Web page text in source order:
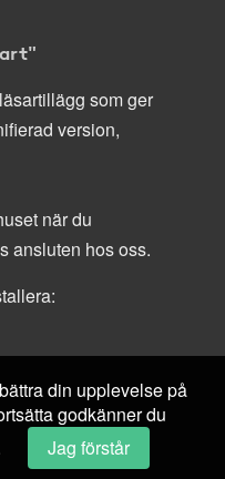
som ger
version,
när du
ansluten hos oss.
din upplevelse på
godkänner du
Jag förstår